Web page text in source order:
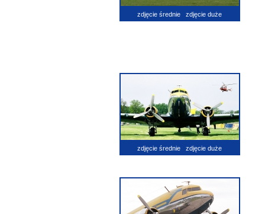
zdjęcie średnie zdjęcie duże
zdjęcie średnie zdjęcie duże